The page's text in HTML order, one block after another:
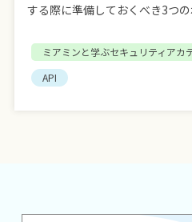
する際に準備しておくべき3つ
ミアミンと学ぶセキュリティアカ
API